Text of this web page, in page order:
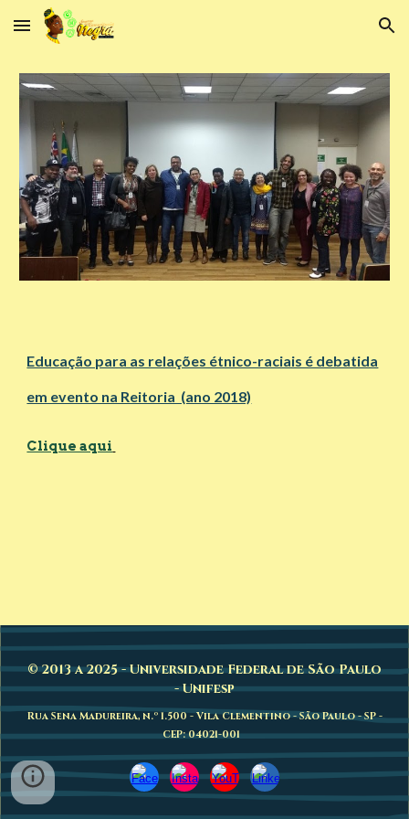
Skip to main content Skip to navigation
Educação para as relações étnico-raciais é debatida
em evento na Reitoria (ano 2018)
Clique aqui
© 2013 a 2025 - Universidade Federal de São Paulo
- Unifesp
Rua Sena Madureira, n.º 1.500 - Vila Clementino - São Paulo - SP -
CEP: 04021-001